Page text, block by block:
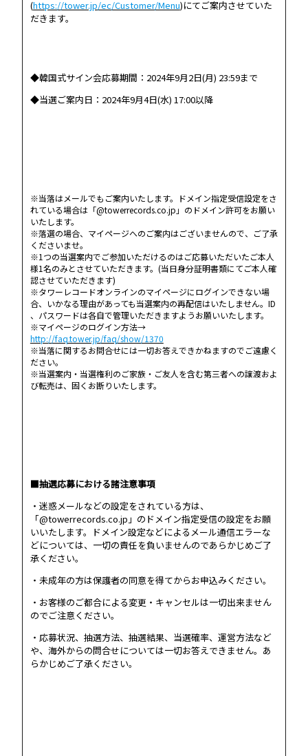
(https://tower.jp/ec/Customer/Menu)にてご案内させていた
だきます。
◆韓国式サイン会応募期間：2024年9月2日(月) 23:59まで
◆当選ご案内日：2024年9月4日(水) 17:00以降
※当落はメールでもご案内いたします。ドメイン指定受信設定をさ
れている場合は「@towerrecords.co.jp」のドメイン許可をお願い
いたします。
※落選の場合、マイページへのご案内はございませんので、ご了承
くださいませ。
※1つの当選案内でご参加いただけるのはご応募いただいたご本人
様1名のみとさせていただきます。(当日身分証明書類にてご本人確
認させていただきます)
※タワーレコードオンラインのマイページにログインできない場
合、いかなる理由があっても当選案内の再配信はいたしません。ID
、パスワードは各自で管理いただきますようお願いいたします。
※マイページのログイン方法→
http://faq.tower.jp/faq/show/1370
※当落に関するお問合せには一切お答えできかねますのでご遠慮く
ださい。
※当選案内・当選権利のご家族・ご友人を含む第三者への譲渡およ
び転売は、固くお断りいたします。
■抽選応募における諸注意事項
・迷惑メールなどの設定をされている方は、
「@towerrecords.co.jp」のドメイン指定受信の設定をお願
いいたします。ドメイン設定などによるメール通信エラーな
どについては、一切の責任を負いませんのであらかじめご了
承ください。
・未成年の方は保護者の同意を得てからお申込みください。
・お客様のご都合による変更・キャンセルは一切出来ません
のでご注意ください。
・応募状況、抽選方法、抽選結果、当選確率、運営方法など
や、海外からの問合せについては一切お答えできません。あ
らかじめご了承ください。